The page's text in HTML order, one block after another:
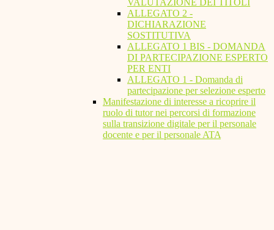
VALUTAZIONE DEI TITOLI
ALLEGATO 2 -
DICHIARAZIONE
SOSTITUTIVA
ALLEGATO 1 BIS - DOMANDA
DI PARTECIPAZIONE ESPERTO
PER ENTI
ALLEGATO 1 - Domanda di
partecipazione per selezione esperto
Manifestazione di interesse a ricoprire il
ruolo di tutor nei percorsi di formazione
sulla transizione digitale per il personale
docente e per il personale ATA